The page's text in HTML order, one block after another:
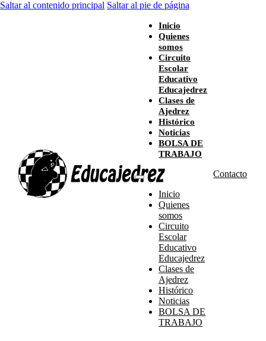
Saltar al contenido principal Saltar al pie de página
Inicio
Quienes
somos
Circuito
Escolar
Educativo
Educajedrez
Clases de
Ajedrez
Histórico
Noticias
BOLSA DE
TRABAJO
Inicio
Quienes
somos
Circuito
Escolar
Educativo
Educajedrez
Clases de
Ajedrez
Histórico
Noticias
BOLSA DE
TRABAJO
Contacto